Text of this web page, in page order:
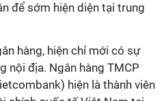
để sớm hiện diện tại trung
hàng, hiện chỉ mới có sự
nội địa. Ngân hàng TMCP
hiện là thành viên